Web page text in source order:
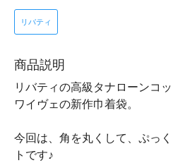
リバティ
商品説明
リバティの高級タナローンコ
ワイヴェの新作巾着袋。
今回は、角を丸くして、ぷっ
トです♪